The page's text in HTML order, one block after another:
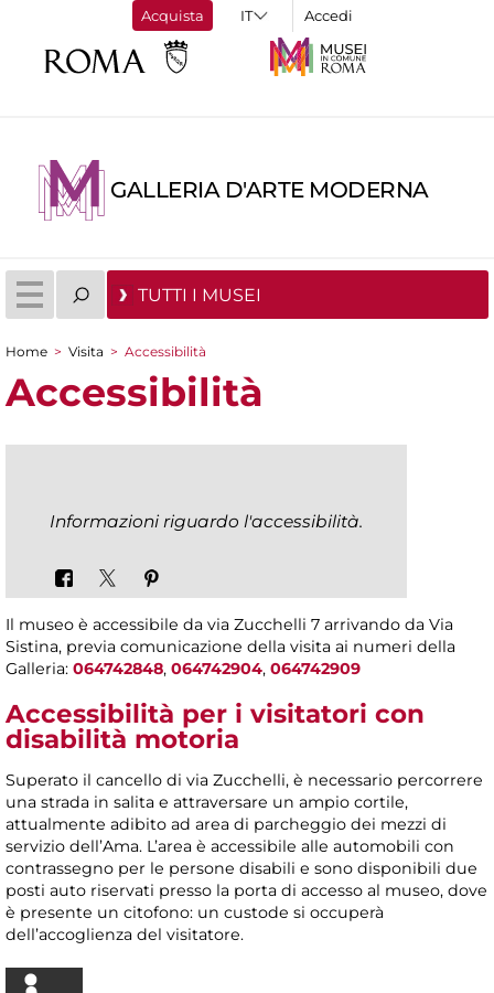
Acquista Accedi
GALLERIA D'ARTE MODERNA
TUTTI I MUSEI
Tu sei qui
Home > Visita > Accessibilità
Accessibilità
Informazioni riguardo l'accessibilità.
Il museo è accessibile da via Zucchelli 7 arrivando da Via
Sistina, previa comunicazione della visita ai numeri della
Galleria: 064742848, 064742904, 064742909
Accessibilità per i visitatori con
disabilità motoria
Superato il cancello di via Zucchelli, è necessario percorrere
una strada in salita e attraversare un ampio cortile,
attualmente adibito ad area di parcheggio dei mezzi di
servizio dell’Ama. L’area è accessibile alle automobili con
contrassegno per le persone disabili e sono disponibili due
posti auto riservati presso la porta di accesso al museo, dove
è presente un citofono: un custode si occuperà
dell’accoglienza del visitatore.